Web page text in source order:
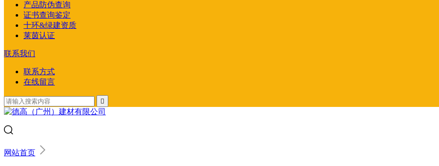
产品防伪查询
证书查询鉴定
十环&绿建资质
莱茵认证
联系我们
联系方式
在线留言

网站首页